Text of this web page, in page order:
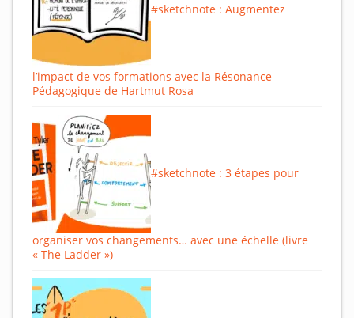
#sketchnote : Augmentez
l’impact de vos formations avec la Résonance
Pédagogique de Hartmut Rosa
#sketchnote : 3 étapes pour
organiser vos changements… avec une échelle (livre
« The Ladder »)